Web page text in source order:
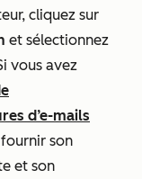
cliquez sur
et sélectionnez
vous avez
d’e-mails
son
et son